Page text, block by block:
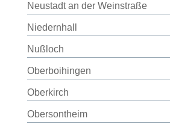
Neustadt an der Weinstraße
Niedernhall
Nußloch
Oberboihingen
Oberkirch
Obersontheim